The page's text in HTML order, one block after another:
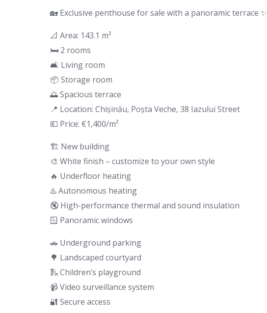
🏡 Exclusive penthouse for sale with a panoramic terrace ✨
📐 Area: 143.1 m²
🛏️ 2 rooms
🛋️ Living room
📦 Storage room
🌅 Spacious terrace
📍 Location: Chișinău, Poșta Veche, 38 Iazului Street
💶 Price: €1,400/m²
🏗 New building
🎨 White finish – customize to your own style
🔥 Underfloor heating
♨️ Autonomous heating
🔇 High-performance thermal and sound insulation
🪟 Panoramic windows
🚗 Underground parking
🌳 Landscaped courtyard
🛝 Children’s playground
📹 Video surveillance system
🔐 Secure access